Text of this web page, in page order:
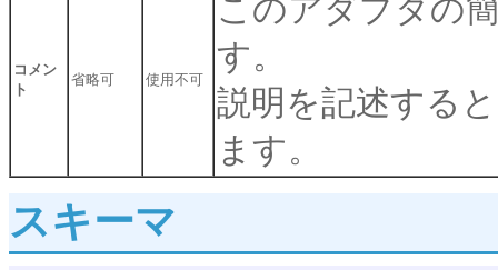
コメン
ト
省略可 使用不可
このアダプタの
す。
説明を記述する
ます。
スキーマ